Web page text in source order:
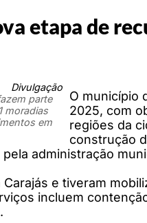
etapa de
Divulgação
parte
moradias
em
O município
2025, com
regiões da
construção
administração
e tiveram
incluem